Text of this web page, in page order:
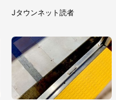
てたら後ろから...」
Jタウンネット読者